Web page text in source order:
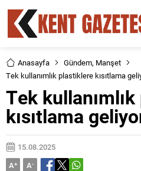
Anasayfa Gündem, Manşet
Tek kullanımlık plastiklere kısıtlama
Tek
kısıtlama
15.08.2025
A+ A-